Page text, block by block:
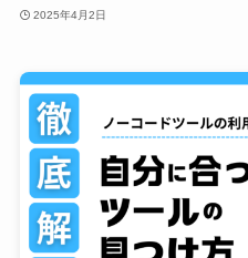
2025年4月2日